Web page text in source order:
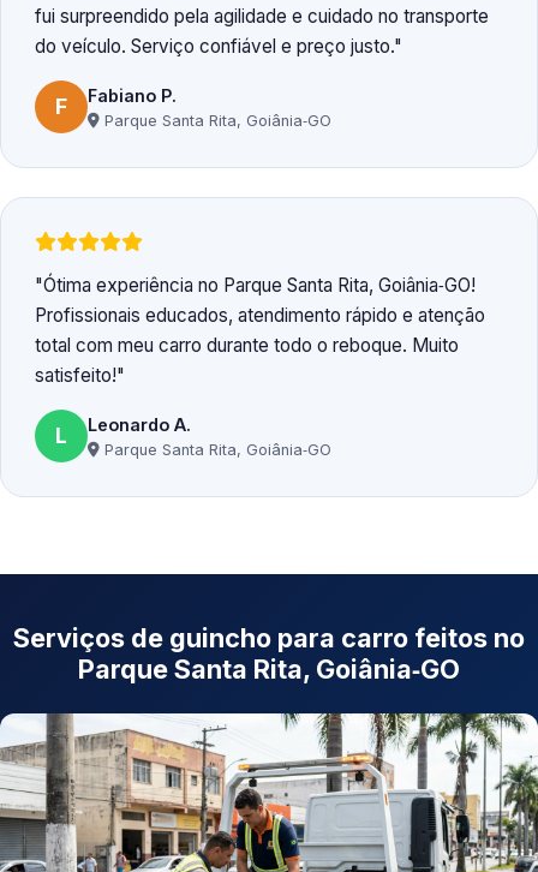
fui surpreendido pela agilidade e cuidado no transporte
do veículo. Serviço confiável e preço justo.
F Fabiano P.
Parque Santa Rita, Goiânia‑GO
Ótima experiência no Parque Santa Rita, Goiânia‑GO!
Profissionais educados, atendimento rápido e atenção
total com meu carro durante todo o reboque. Muito
satisfeito!
L Leonardo A.
Parque Santa Rita, Goiânia‑GO
Serviços de guincho para carro feitos no
Parque Santa Rita, Goiânia‑GO